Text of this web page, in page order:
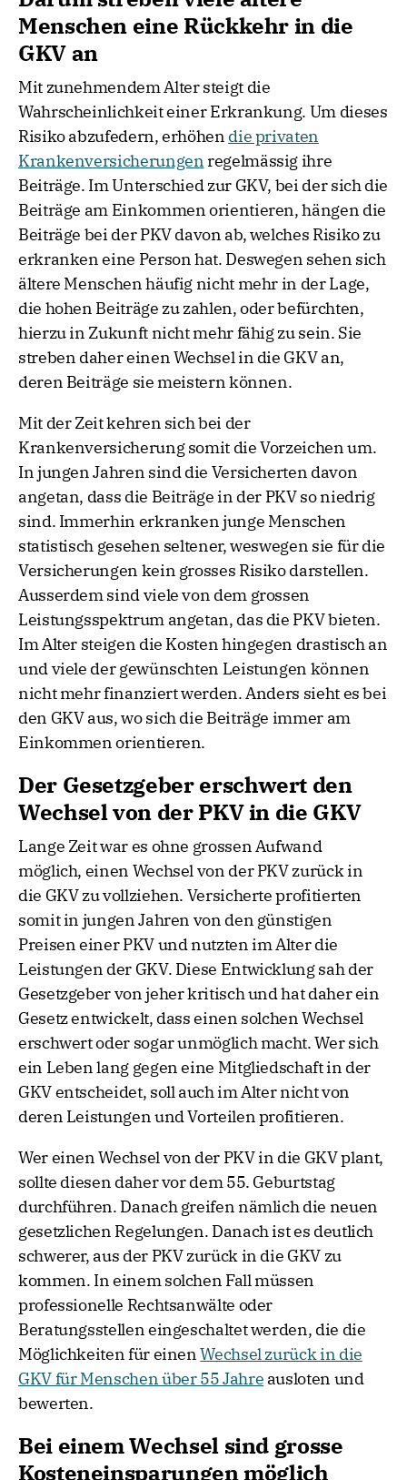
Darum streben viele ältere
Menschen eine Rückkehr in die
GKV an
Mit zunehmendem Alter steigt die
Wahrscheinlichkeit einer Erkrankung. Um dieses
Risiko abzufedern, erhöhendie privaten
Krankenversicherungen regelmässig ihre
Beiträge. Im Unterschied zur GKV, bei der sich die
Beiträge am Einkommen orientieren, hängen die
Beiträge bei der PKV davon ab, welches Risiko zu
erkranken eine Person hat. Deswegen sehen sich
ältere Menschen häufig nicht mehr in der Lage,
die hohen Beiträge zu zahlen, oder befürchten,
hierzu in Zukunft nicht mehr fähig zu sein. Sie
streben daher einen Wechsel in die GKV an,
Mit der Zeit kehren sich bei der
Krankenversicherung somit die Vorzeichen um.
In jungen Jahren sind die Versicherten davon
angetan, dass die Beiträge in der PKV so niedrig
sind. Immerhin erkranken junge Menschen
statistisch gesehen seltener, weswegen sie für die
Versicherungen kein grosses Risiko darstellen.
Ausserdem sind viele von dem grossen
Leistungsspektrum angetan, das die PKV bieten.
Im Alter steigen die Kosten hingegen drastisch an
und viele der gewünschten Leistungen können
nicht mehr finanziert werden. Anders sieht es bei
den GKV aus, wo sich die Beiträge immer am
Der Gesetzgeber erschwert den
Wechsel von der PKV in die GKV
Lange Zeit war es ohne grossen Aufwand
möglich, einen Wechsel von der PKV zurück in
die GKV zu vollziehen. Versicherte profitierten
somit in jungen Jahren von den günstigen
Preisen einer PKV und nutzten im Alter die
Leistungen der GKV. Diese Entwicklung sah der
Gesetzgeber von jeher kritisch und hat daher ein
Gesetz entwickelt, dass einen solchen Wechsel
erschwert oder sogar unmöglich macht. Wer sich
ein Leben lang gegen eine Mitgliedschaft in der
GKV entscheidet, soll auch im Alter nicht von
Wer einen Wechsel von der PKV in die GKV plant,
sollte diesen daher vor dem 55. Geburtstag
durchführen. Danach greifen nämlich die neuen
gesetzlichen Regelungen. Danach ist es deutlich
schwerer, aus der PKV zurück in die GKV zu
kommen. In einem solchen Fall müssen
professionelle Rechtsanwälte oder
Beratungsstellen eingeschaltet werden, die die
Möglichkeiten für einen Wechsel zurück in die
GKV für Menschen über 55 Jahre
Bei einem Wechsel sind grosse